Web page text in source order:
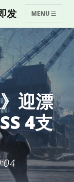
发 MENU
迎漂
4支